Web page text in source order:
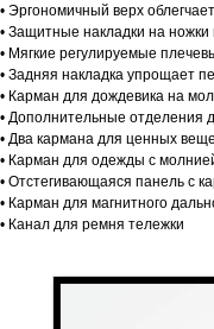
• Эргономичный верх
• Защитные накладки на
• Мягкие регулируемые
• Задняя накладка упрощает
• Карман для дождевика на
• Дополнительные отделения
• Два кармана для ценных
• Карман для одежды с
• Отстегивающаяся панель с
• Карман для магнитного
• Канал для ремня тележки